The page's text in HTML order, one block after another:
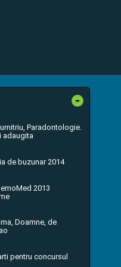
-
Paradontologie.
adaugita
de buzunar 2014
2013
Doamne, de
pentru concursul